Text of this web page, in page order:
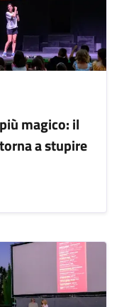
magico: il
a stupire